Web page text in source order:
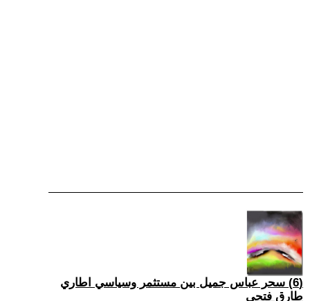
(6) سحر عباس جميل بين مستثمر وسياسي اطاري
طارق فتحي